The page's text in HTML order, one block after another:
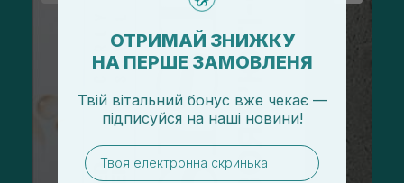
ОТРИМАЙ ЗНИЖКУ
НА ПЕРШЕ ЗАМОВЛЕНЯ
Твій вітальний бонус вже чекає —
підписуйся на наші новини!
email